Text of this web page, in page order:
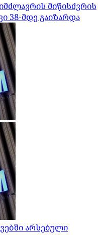
მიწისძვრის
38-მდე გაიზარდა
არსებული